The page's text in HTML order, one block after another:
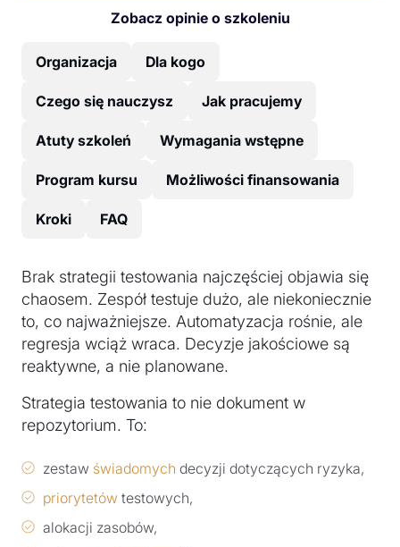
Zobacz opinie o szkoleniu
Organizacja Dla kogo
Czego się nauczysz Jak pracujemy
Atuty szkoleń Wymagania wstępne
Program kursu Możliwości finansowania
Kroki FAQ
Brak strategii testowania najczęściej objawia się
chaosem. Zespół testuje dużo, ale niekoniecznie
to, co najważniejsze. Automatyzacja rośnie, ale
regresja wciąż wraca. Decyzje jakościowe są
reaktywne, a nie planowane.
Strategia testowania to nie dokument w
repozytorium. To:
zestaw świadomych decyzji dotyczących ryzyka,
priorytetów testowych,
alokacji zasobów,